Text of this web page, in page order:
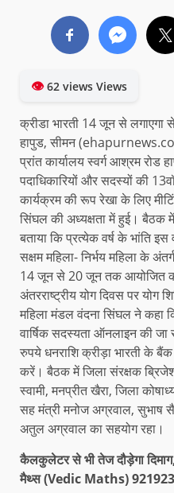
👁62 views Views
क्रीडा भारती 14 जून से लगाएगा
हापुड, सीमन
प्रांत कार्यालय स्वर्ग आश्रम रोड
पदाधिकारियों और सदस्यों की
कार्यक्रम की रूप रेखा के लिए
सिंघल की अध्यक्षता में हुई। बैठक में
बताया कि प्रत्येक वर्ष के भांति इस
सक्षम महिला- निर्भय महिला के
14 जून से 20 जून तक आयोजित
अंतरराष्ट्रीय योग दिवस पर योग
महिला मंडल वंदना सिंघल ने कहा
वार्षिक सदस्यता ऑनलाइन की
रुपये धनराशि क्रीड़ा भारती के
करें। बैठक में जिला संरक्षक ब्रिजेश
स्वामी, मनप्रीत खैरा, जिला
सह मंत्री मनोज अग्रवाल, सुभाष
अतुल अग्रवाल का सहयोग रहा।
कैलकुलेटर से भी तेज दौड़ेगा
मैथ्स (Vedic Maths)